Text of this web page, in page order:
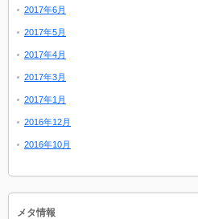
2017年6月
2017年5月
2017年4月
2017年3月
2017年1月
2016年12月
2016年10月
メタ情報